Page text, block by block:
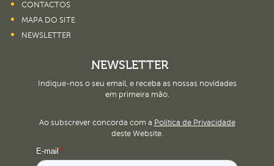
CONTACTOS
MAPA DO SITE
NEWSLETTER
NEWSLETTER
Indique-nos o seu email, e receba as nossas novidades
em primeira mão.
Ao subscrever concorda com a Política de Privacidade
deste Website.